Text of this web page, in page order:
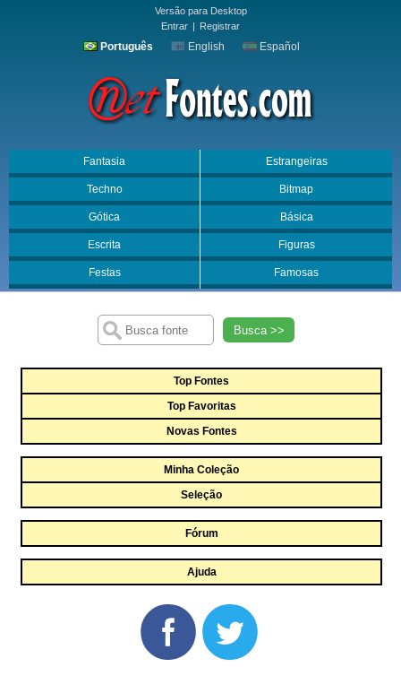
Versão para Desktop
Entrar | Registrar
Português English Español
Fantasia Estrangeiras
Techno Bitmap
Gótica Básica
Escrita Figuras
Festas Famosas
Busca >>
Top Fontes
Top Favoritas
Novas Fontes
Minha Coleção
Seleção
Fórum
Ajuda